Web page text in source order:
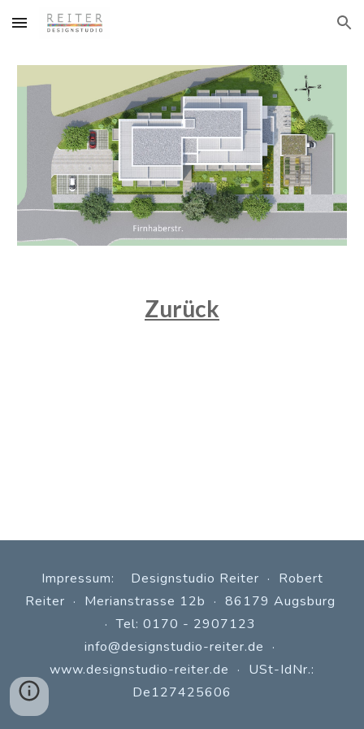
Skip to main content Skip to navigation
Zurück
Impressum: Designstudio Reiter · Robert
Reiter · Merianstrasse 12b · 86179 Augsburg
· Tel: 0170 - 2907123
info@designstudio-reiter.de ·
www.designstudio-reiter.de · USt-IdNr.:
De127425606